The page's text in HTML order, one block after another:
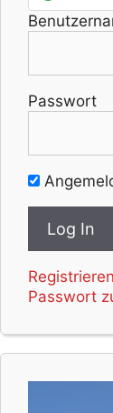
Passwort
Registrieren
Passwort